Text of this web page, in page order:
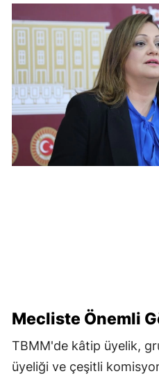
Mecliste Önemli
TBMM'de kâtip üyelik,
üyeliği ve çeşitli